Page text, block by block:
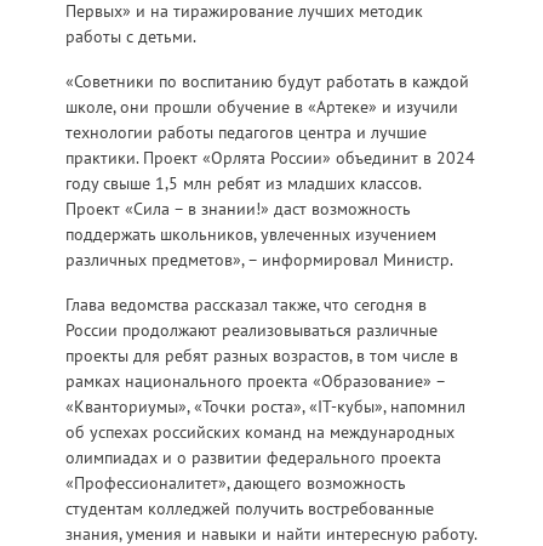
Первых» и на тиражирование лучших методик
работы с детьми.
«Советники по воспитанию будут работать в каждой
школе, они прошли обучение в «Артеке» и изучили
технологии работы педагогов центра и лучшие
практики. Проект «Орлята России» объединит в 2024
году свыше 1,5 млн ребят из младших классов.
Проект «Сила – в знании!» даст возможность
поддержать школьников, увлеченных изучением
различных предметов», – информировал Министр.
Глава ведомства рассказал также, что сегодня в
России продолжают реализовываться различные
проекты для ребят разных возрастов, в том числе в
рамках национального проекта «Образование» –
«Кванториумы», «Точки роста», «IT-кубы», напомнил
об успехах российских команд на международных
олимпиадах и о развитии федерального проекта
«Профессионалитет», дающего возможность
студентам колледжей получить востребованные
знания, умения и навыки и найти интересную работу.